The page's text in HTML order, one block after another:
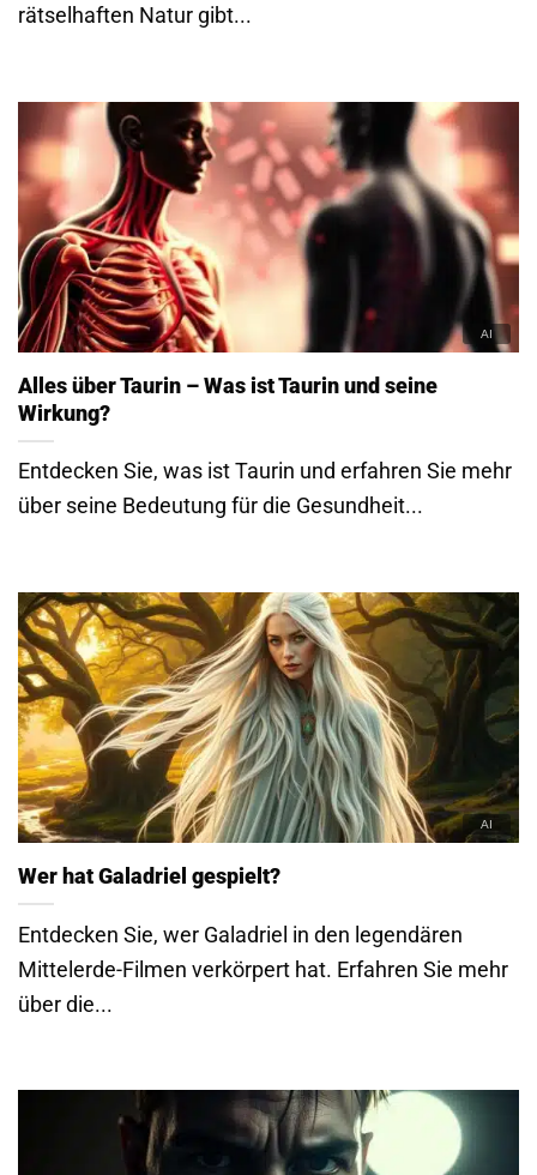
rätselhaften Natur gibt...
Alles über Taurin – Was ist Taurin und seine
Wirkung?
Entdecken Sie, was ist Taurin und erfahren Sie mehr
über seine Bedeutung für die Gesundheit...
Wer hat Galadriel gespielt?
Entdecken Sie, wer Galadriel in den legendären
Mittelerde-Filmen verkörpert hat. Erfahren Sie mehr
über die...